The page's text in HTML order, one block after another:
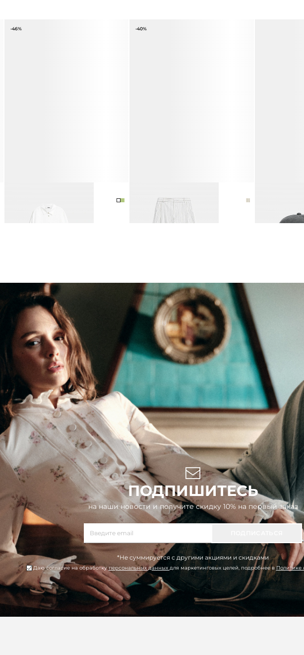
-46% -40%
14 990 ₽
ПОДПИШИТЕСЬ
на наши новости и получите скидку 10% на первый заказ
*Не суммируется с другими акциями и скидками
Даю согласие на обработкуперсональных данных для маркетинговых целей, подробнее вПолитике